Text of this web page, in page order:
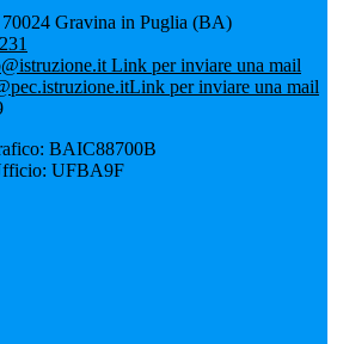
Gravina in Puglia (BA)
Link per inviare una mail
Link per inviare una mail
BAIC88700B
UFBA9F